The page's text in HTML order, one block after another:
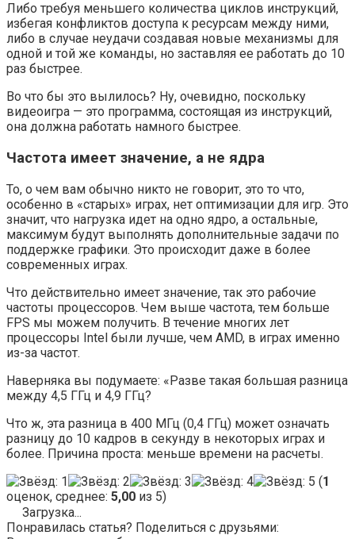
Либо требуя меньшего количества циклов инструкций,
избегая конфликтов доступа к ресурсам между ними,
либо в случае неудачи создавая новые механизмы для
одной и той же команды, но заставляя ее работать до 10
раз быстрее.
Во что бы это вылилось? Ну, очевидно, поскольку
видеоигра — это программа, состоящая из инструкций,
она должна работать намного быстрее.
Частота имеет значение, а не ядра
То, о чем вам обычно никто не говорит, это то что,
особенно в «старых» играх, нет оптимизации для игр. Это
значит, что нагрузка идет на одно ядро, а остальные,
максимум будут выполнять дополнительные задачи по
поддержке графики. Это происходит даже в более
современных играх.
Что действительно имеет значение, так это рабочие
частоты процессоров. Чем выше частота, тем больше
FPS мы можем получить. В течение многих лет
процессоры Intel были лучше, чем AMD, в играх именно
из-за частот.
Наверняка вы подумаете: «Разве такая большая разница
между 4,5 ГГц и 4,9 ГГц?
Что ж, эта разница в 400 МГц (0,4 ГГц) может означать
разницу до 10 кадров в секунду в некоторых играх и
более. Причина проста: меньше времени на расчеты.
(1
оценок, среднее: 5,00 из 5)
Загрузка...
Понравилась статья? Поделиться с друзьями: